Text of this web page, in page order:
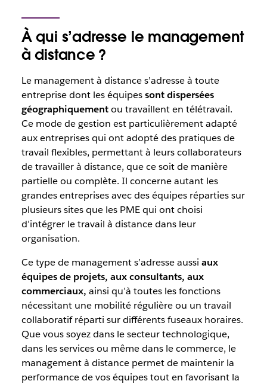
À qui s’adresse le management
à distance ?
Le management à distance s’adresse à toute
entreprise dont les équipessont dispersées
géographiquementou travaillent en télétravail.
Ce mode de gestion est particulièrement adapté
aux entreprises qui ont adopté des pratiques de
travail flexibles, permettant à leurs collaborateurs
de travailler à distance, que ce soit de manière
partielle ou complète. Il concerne autant les
grandes entreprises avec des équipes réparties sur
plusieurs sites que les PME qui ont choisi
d’intégrer le travail à distance dans leur
organisation.
Ce type de management s’adresse aussi aux
équipes de projets, aux consultants, aux
commerciaux, ainsi qu’à toutes les fonctions
nécessitant une mobilité régulière ou un travail
collaboratif réparti sur différents fuseaux horaires.
Que vous soyez dans le secteur technologique,
dans les services ou même dans le commerce, le
management à distance permet de maintenir la
performance de vos équipes tout en favorisant la